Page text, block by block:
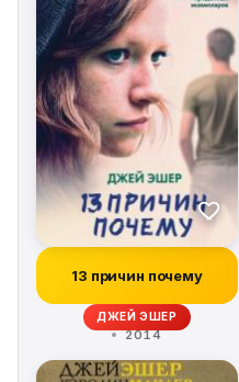
13 причин почему
ДЖЕЙ ЭШЕР
2014